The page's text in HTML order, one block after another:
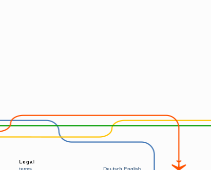
Legal
terms
Deutsch English